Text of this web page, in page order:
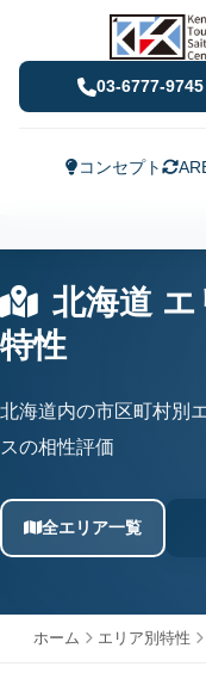
03-6777-9745
コンセプト
北海道
特性
北海道内の市区町村別
スの相性評価
全エリア一覧
ホーム エリア別特性